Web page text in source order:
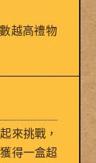
越高禮物
來挑戰，
得一盒超